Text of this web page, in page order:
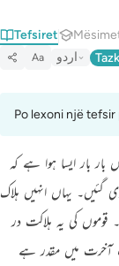
Tefsiret
Aa اردو
Po lexoni një
بار ایسا ہوا ہے کہ
گئیں۔ یہاں انہیں ہلاک
قوموں کی یہ ہلاکت در
میں مقدر ہے